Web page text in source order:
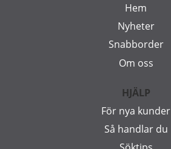
Hem
Nyheter
Snabborder
Om oss
HJÄLP
För nya kunder
Så handlar du